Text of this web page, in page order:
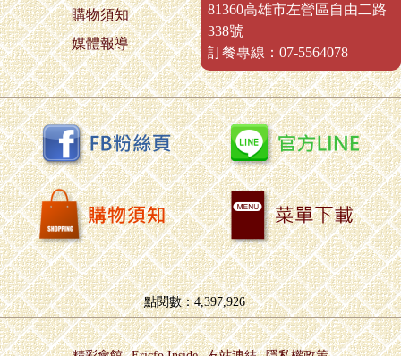
購物須知
媒體報導
81360高雄市左營區自由二路
338號
訂餐專線： 07-5564078
點閱數：4,397,926